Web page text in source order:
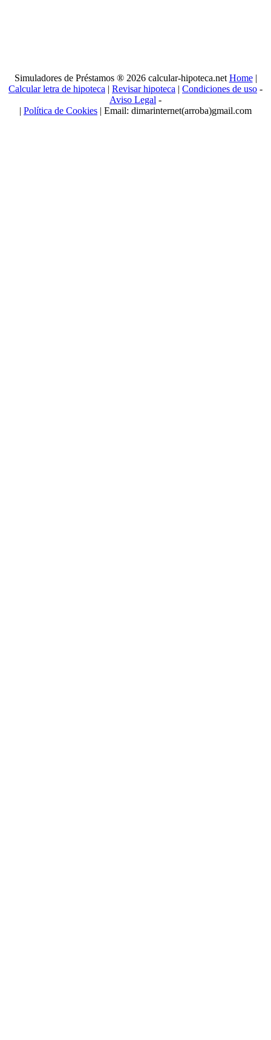
Simuladores de Préstamos ® 2026 calcular-hipoteca.net Home|
Calcular letra de hipoteca | Revisar hipoteca | Condiciones de uso -
Aviso Legal -
| Política de Cookies | Email: dimarinternet(arroba)gmail.com